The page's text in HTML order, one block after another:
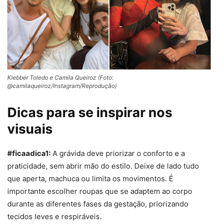
Klebber Toledo e Camila Queiroz (Foto:
@camilaqueiroz/Instagram/Reprodução)
Dicas para se inspirar nos
visuais
#ficaadica1: A grávida deve priorizar o conforto e a
praticidade, sem abrir mão do estilo. Deixe de lado tudo
que aperta, machuca ou limita os movimentos. É
importante escolher roupas que se adaptem ao corpo
durante as diferentes fases da gestação, priorizando
tecidos leves e respiráveis.